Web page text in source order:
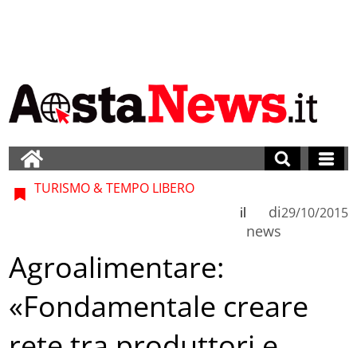
TURISMO & TEMPO LIBERO
di
news
il 29/10/2015
Agroalimentare:
«Fondamentale creare